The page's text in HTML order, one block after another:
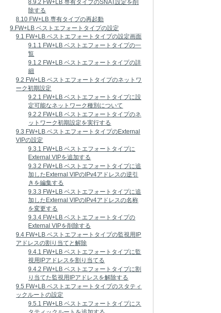
8.9.2 FW+LB 専有タイプのSNAT設定を削
除する
8.10 FW+LB 専有タイプの再起動
9.FW+LB ベストエフォートタイプの設定
9.1 FW+LB ベストエフォートタイプの設定画面
9.1.1 FW+LB ベストエフォートタイプの一
覧
9.1.2 FW+LB ベストエフォートタイプの詳
細
9.2 FW+LB ベストエフォートタイプのネットワ
ーク初期設定
9.2.1 FW+LB ベストエフォートタイプに設
定可能なネットワーク種別について
9.2.2 FW+LB ベストエフォートタイプのネ
ットワーク初期設定を実行する
9.3 FW+LB ベストエフォートタイプのExternal
VIPの設定
9.3.1 FW+LB ベストエフォートタイプに
External VIPを追加する
9.3.2 FW+LB ベストエフォートタイプに追
加したExternal VIPのIPv4アドレスの逆引
きを編集する
9.3.3 FW+LB ベストエフォートタイプに追
加したExternal VIPのIPv4アドレスの名称
を変更する
9.3.4 FW+LB ベストエフォートタイプの
External VIPを削除する
9.4 FW+LB ベストエフォートタイプの監視用IP
アドレスの割り当てと解除
9.4.1 FW+LB ベストエフォートタイプに監
視用IPアドレスを割り当てる
9.4.2 FW+LB ベストエフォートタイプに割
り当てた監視用IPアドレスを解除する
9.5 FW+LB ベストエフォートタイプのスタティ
ックルートの設定
9.5.1 FW+LB ベストエフォートタイプにス